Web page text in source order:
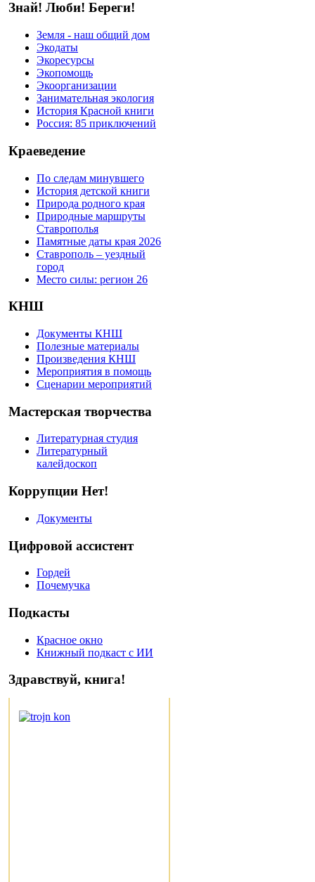
Знай! Люби! Береги!
Земля - наш общий дом
Экодаты
Экоресурсы
Экопомощь
Экоорганизации
Занимательная экология
История Красной книги
Россия: 85 приключений
Краеведение
По следам минувшего
История детской книги
Природа родного края
Природные маршруты
Ставрополья
Памятные даты края 2026
Ставрополь – уездный
город
Место силы: регион 26
КНШ
Документы КНШ
Полезные материалы
Произведения КНШ
Мероприятия в помощь
Сценарии мероприятий
Мастерская творчества
Литературная студия
Литературный
калейдоскоп
Коррупции Нет!
Документы
Цифровой ассистент
Гордей
Почемучка
Подкасты
Красное окно
Книжный подкаст с ИИ
Здравствуй, книга!